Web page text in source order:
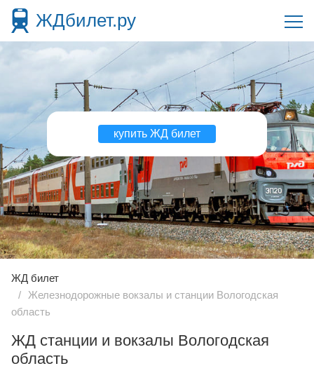
ЖДбилет.ру
купить ЖД билет
ЖД билет
Железнодорожные вокзалы и станции Вологодская
область
ЖД станции и вокзалы Вологодская
область